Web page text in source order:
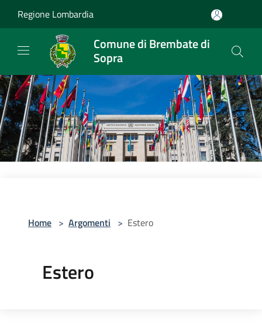
Regione Lombardia
Comune di Brembate di
Sopra
Home > Argomenti > Estero
Estero